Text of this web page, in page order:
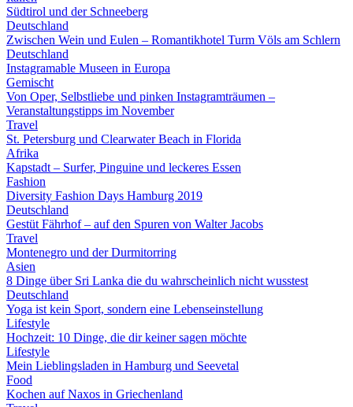
Südtirol und der Schneeberg
Deutschland
Zwischen Wein und Eulen – Romantikhotel Turm Völs am Schlern
Deutschland
Instagramable Museen in Europa
Gemischt
Von Oper, Selbstliebe und pinken Instagramträumen –
Veranstaltungstipps im November
Travel
St. Petersburg und Clearwater Beach in Florida
Afrika
Kapstadt – Surfer, Pinguine und leckeres Essen
Fashion
Diversity Fashion Days Hamburg 2019
Deutschland
Gestüt Fährhof – auf den Spuren von Walter Jacobs
Travel
Montenegro und der Durmitorring
Asien
8 Dinge über Sri Lanka die du wahrscheinlich nicht wusstest
Deutschland
Yoga ist kein Sport, sondern eine Lebenseinstellung
Lifestyle
Hochzeit: 10 Dinge, die dir keiner sagen möchte
Lifestyle
Mein Lieblingsladen in Hamburg und Seevetal
Food
Kochen auf Naxos in Griechenland